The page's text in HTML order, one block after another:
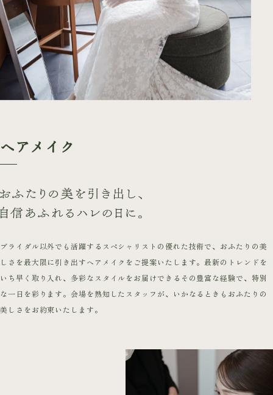
ヘアメイク
ブライダル以外でも活躍するスペシャリストの優れた技術で、おふたりの美
しさを最大限に引き出すヘアメイクをご提案いたします。最新のトレンドを
いち早く取り入れ、多彩なスタイルをお届けできるその豊富な経験で、特別
な一日を彩ります。会場を熟知したスタッフが、いかなるときもおふたりの
美しさをお約束いたします。